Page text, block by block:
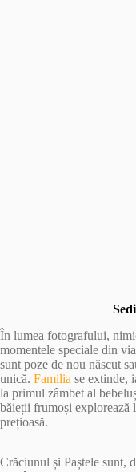
În lumea fotografului,
momentele speciale din
sunt poze de nou născut
unică. Familia se extinde,
la primul zâmbet al
băieții frumoși explorează
prețioasă.
Crăciunul și Paștele sunt,